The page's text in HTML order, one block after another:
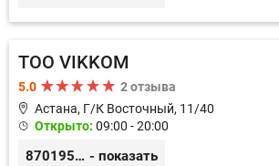
ТОО VIKKOM
5.0
2 отзыва
Астана, Г/К Восточный, 11/40
Открыто: 09:00 - 20:00
87019530341 - показать